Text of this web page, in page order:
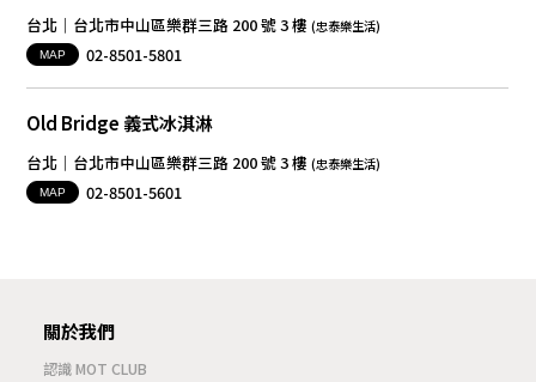
台北│台北市中山區樂群三路 200 號 3 樓(忠泰樂生活)
MAP 02-8501-5801
Old Bridge 義式冰淇淋
台北│台北市中山區樂群三路 200 號 3 樓(忠泰樂生活)
MAP 02-8501-5601
關於我們
認識 MOT CLUB